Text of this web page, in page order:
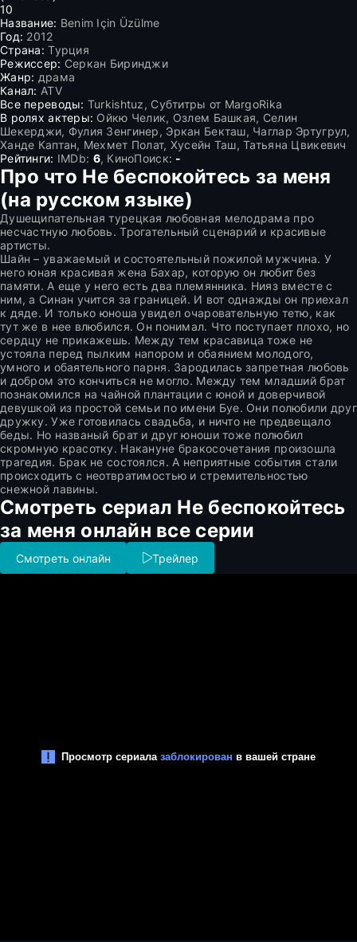
10
Название: Benim Için Üzülme
Год: 2012
Страна: Турция
Режиссер: Серкан Биринджи
Жанр: драма
Канал: ATV
Все переводы: Turkishtuz, Субтитры от MargoRika
В ролях актеры: Ойкю Челик, Озлем Башкая, Селин
Шекерджи, Фулия Зенгинер, Эркан Бекташ, Чаглар Эртугрул,
Ханде Каптан, Мехмет Полат, Хусейн Таш, Татьяна Цвикевич
Рейтинги: IMDb: 6, КиноПоиск: -
Про что Не беспокойтесь за меня
(на русском языке)
Душещипательная турецкая любовная мелодрама про
несчастную любовь. Трогательный сценарий и красивые
артисты.
Шайн – уважаемый и состоятельный пожилой мужчина. У
него юная красивая жена Бахар, которую он любит без
памяти. А еще у него есть два племянника. Нияз вместе с
ним, а Синан учится за границей. И вот однажды он приехал
к дяде. И только юноша увидел очаровательную тетю, как
тут же в нее влюбился. Он понимал. Что поступает плохо, но
сердцу не прикажешь. Между тем красавица тоже не
устояла перед пылким напором и обаянием молодого,
умного и обаятельного парня. Зародилась запретная любовь
и добром это кончиться не могло. Между тем младший брат
познакомился на чайной плантации с юной и доверчивой
девушкой из простой семьи по имени Буе. Они полюбили друг
дружку. Уже готовилась свадьба, и ничто не предвещало
беды. Но названый брат и друг юноши тоже полюбил
скромную красотку. Накануне бракосочетания произошла
трагедия. Брак не состоялся. А неприятные события стали
происходить с неотвратимостью и стремительностью
снежной лавины.
Смотреть сериал Не беспокойтесь
за меня онлайн все серии
Смотреть онлайн Трейлер